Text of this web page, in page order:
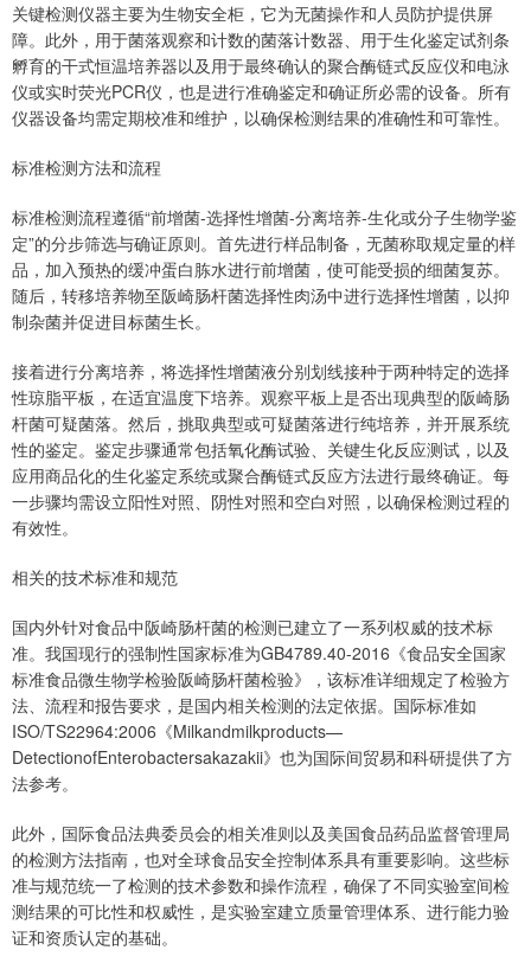
关键检测仪器主要为生物安全柜，它为无菌操作和人员防护提供屏
障。此外，用于菌落观察和计数的菌落计数器、用于生化鉴定试剂条
孵育的干式恒温培养器以及用于最终确认的聚合酶链式反应仪和电泳
仪或实时荧光PCR仪，也是进行准确鉴定和确证所必需的设备。所有
仪器设备均需定期校准和维护，以确保检测结果的准确性和可靠性。
标准检测方法和流程
标准检测流程遵循“前增菌-选择性增菌-分离培养-生化或分子生物学鉴
定”的分步筛选与确证原则。首先进行样品制备，无菌称取规定量的样
品，加入预热的缓冲蛋白胨水进行前增菌，使可能受损的细菌复苏。
随后，转移培养物至阪崎肠杆菌选择性肉汤中进行选择性增菌，以抑
制杂菌并促进目标菌生长。
接着进行分离培养，将选择性增菌液分别划线接种于两种特定的选择
性琼脂平板，在适宜温度下培养。观察平板上是否出现典型的阪崎肠
杆菌可疑菌落。然后，挑取典型或可疑菌落进行纯培养，并开展系统
性的鉴定。鉴定步骤通常包括氧化酶试验、关键生化反应测试，以及
应用商品化的生化鉴定系统或聚合酶链式反应方法进行最终确证。每
一步骤均需设立阳性对照、阴性对照和空白对照，以确保检测过程的
有效性。
相关的技术标准和规范
国内外针对食品中阪崎肠杆菌的检测已建立了一系列权威的技术标
准。我国现行的强制性国家标准为GB4789.40-2016《食品安全国家
标准食品微生物学检验阪崎肠杆菌检验》，该标准详细规定了检验方
法、流程和报告要求，是国内相关检测的法定依据。国际标准如
ISO/TS22964:2006《Milkandmilkproducts—
DetectionofEnterobactersakazakii》也为国际间贸易和科研提供了方
法参考。
此外，国际食品法典委员会的相关准则以及美国食品药品监督管理局
的检测方法指南，也对全球食品安全控制体系具有重要影响。这些标
准与规范统一了检测的技术参数和操作流程，确保了不同实验室间检
测结果的可比性和权威性，是实验室建立质量管理体系、进行能力验
证和资质认定的基础。